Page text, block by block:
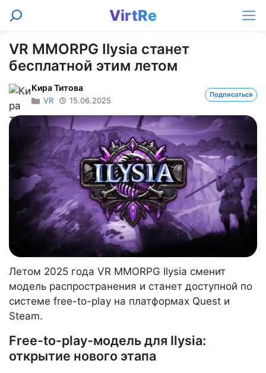
Перейти
VirtRe
Поиск
VR MMORPG Ilysia станет
бесплатной этим летом
Кира Титова
VR 15.06.2025
Подписаться
Летом 2025 года VR MMORPG Ilysia сменит
модель распространения и станет доступной по
системе free-to-play на платформах Quest и
Steam.
Free-to-play-модель для Ilysia:
открытие нового этапа